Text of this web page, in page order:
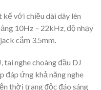
với chiều dài dây lên
10Hz – 22kHz, độ nhạy
cắm 3.5mm.
nghe choàng đầu DJ
đáp ứng khả năng nghe
thời trang độc đáo sáng